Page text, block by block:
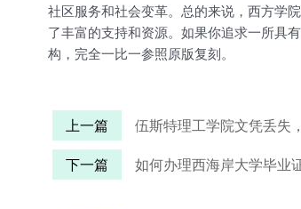
社区服务和社会变革。总的来说，西方学
了丰富的支持和资源。如果你追求一所具
构，完全一比一参照原版复刻。
上一篇 伍斯特理工学院文凭丢失
下一篇 如何办理西海岸大学毕